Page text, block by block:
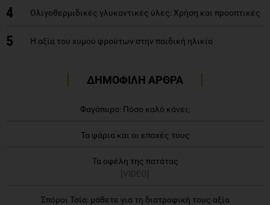
4 Oλιγοθερμιδικές γλυκαντικές ύλες: Χρήση και προοπτικές
5 Η αξία του χυμού φρούτων στην παιδική ηλικία
ΔΗΜΟΦΙΛΗ ΑΡΘΡΑ
Φαγόπυρο: Πόσο καλό κάνει;
Τα ψάρια και οι εποχές τους
Τα οφέλη της πατάτας
[VIDEO]
Σπόροι Τσία: μάθετε για τη διατροφική τους αξία